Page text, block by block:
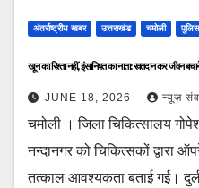
अंतर्राष्ट्रीय खबर उत्तराखंड चमोली पुलिस
खून का रिश्ता नहीं, इंसानियत का नाता: रक्तदान कर जीवन
JUNE 18, 2026 न्यूज़
चमोली । जिला चिकित्सालय
नन्दानगर को चिकित्सकों द्वारा
तत्काल आवश्यकता बताई गई।